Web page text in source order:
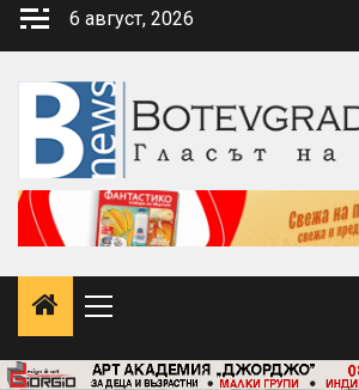
Skip
6 август, 2026
Primary